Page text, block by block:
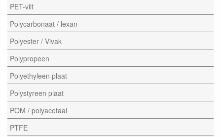
PET-vilt
Polycarbonaat / lexan
Polyester / Vivak
Polypropeen
Polyethyleen plaat
Polystyreen plaat
POM / polyacetaal
PTFE